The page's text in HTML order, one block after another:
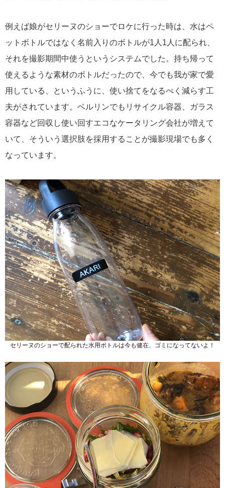
例えば娘がセリーヌのショーでロケに行った時は、水はペ
ットボトルではなく名前入りのボトルが1人1人に配られ、
それを撮影期間中使うというシステムでした。持ち帰って
使えるような素材のボトルだったので、今でも我が家で愛
用している、というふうに、使い捨てをなるべく減らす工
夫がされています。ベルリンでもリサイクル容器、ガラス
容器など回収し使い回すエコなケータリング会社が増えて
いて、そういう選択肢を採用することが撮影現場でも多く
なっています。
セリーヌのショーで配られた水用ボトルは今も健在、ゴミになってないよ！